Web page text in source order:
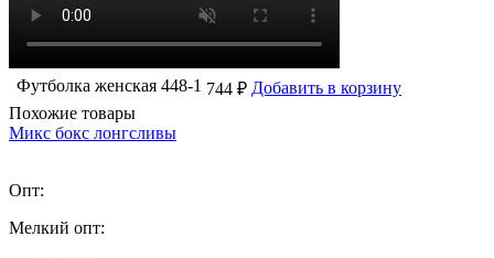
Футболка женская 448-1 744 ₽ Добавить в корзину
Похожие товары
Микс бокс лонгсливы
Опт:
Мелкий опт: